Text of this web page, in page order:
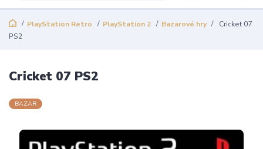
PlayStation Retro PlayStation 2 Bazarové hry
Cricket 07
PS2
Cricket 07 PS2
BAZAR